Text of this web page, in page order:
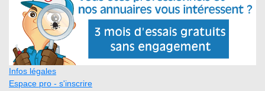
Infos légales
Espace pro - s'inscrire